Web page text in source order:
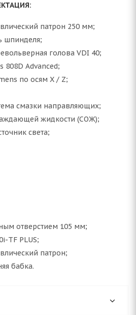
патрон 250 мм;
шпинделя;
голова VDI 40;
808D Advanced;
по осям Х / Z;
смазки направляющих;
жидкости (СОЖ);
света;
отверстием 105 мм;
TF PLUS;
патрон;
бабка.